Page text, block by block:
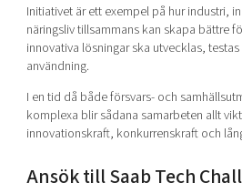
Initiativet är ett exempel på hur industri,
näringsliv tillsammans kan skapa bättre
innovativa lösningar ska utvecklas,
användning.
I en tid då både försvars- och
komplexa blir sådana samarbeten allt
innovationskraft, konkurrenskraft och
Ansök till Saab Tech